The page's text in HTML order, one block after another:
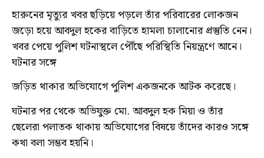
হারুনের মৃত্যুর খবর ছড়িয়ে পড়লে তাঁর পরিবারের লোকজন
জড়ো হয়ে আবদুল হকের বাড়িতে হামলা চালানোর প্রস্তুতি নেন।
খবর পেয়ে পুলিশ ঘটনাস্থলে পৌঁছে পরিস্থিতি নিয়ন্ত্রণে আনে।
ঘটনার সঙ্গে
জড়িত থাকার অভিযোগে পুলিশ একজনকে আটক করেছে।
ঘটনার পর থেকে অভিযুক্ত মো. আবদুল হক মিয়া ও তাঁর
ছেলেরা পলাতক থাকায় অভিযোগের বিষয়ে তাঁদের কারও সঙ্গে
কথা বলা সম্ভব হয়নি।